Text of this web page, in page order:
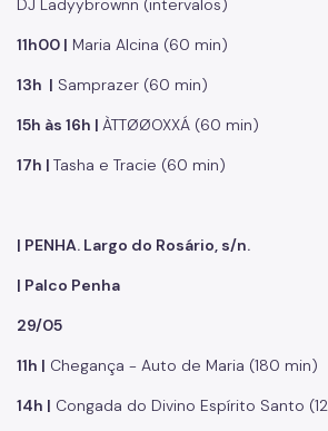
DJ Ladyybrownn (intervalos)
11h00 | Maria Alcina (60 min)
13h | Samprazer (60 min)
15h às 16h | ÀTTØØOXXÁ (60 min)
17h | Tasha e Tracie (60 min)
| PENHA. Largo do Rosário, s/n.
| Palco Penha
29/05
11h | Chegança - Auto de Maria (180 min)
14h | Congada do Divino Espírito Santo